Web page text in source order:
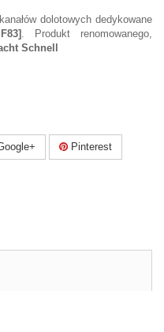
dolotowych dedykowane
. Produkt renomowanego,
Schnell
Pinterest